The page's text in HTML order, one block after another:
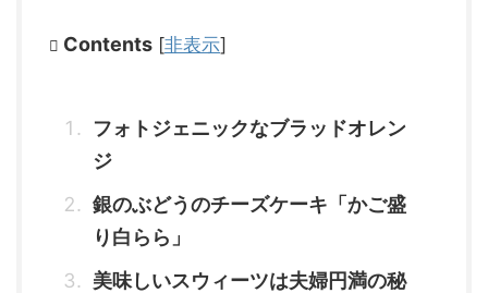
Contents [非表示]
フォトジェニックなブラッドオレン
ジ
銀のぶどうのチーズケーキ「かご盛
り白らら」
美味しいスウィーツは夫婦円満の秘